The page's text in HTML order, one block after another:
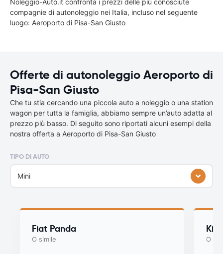
Noleggio-Auto.it confronta i prezzi delle più conosciute
compagnie di autonoleggio nei Italia, incluso nel seguente
luogo: Aeroporto di Pisa-San Giusto
Offerte di autonoleggio Aeroporto di
Pisa-San Giusto
Che tu stia cercando una piccola auto a noleggio o una station
wagon per tutta la famiglia, abbiamo sempre un’auto adatta al
prezzo più basso. Di seguito sono riportati alcuni esempi della
nostra offerta a Aeroporto di Pisa-San Giusto
TIPO DI AUTO
Mini
Fiat Panda
O simile
Kia
O